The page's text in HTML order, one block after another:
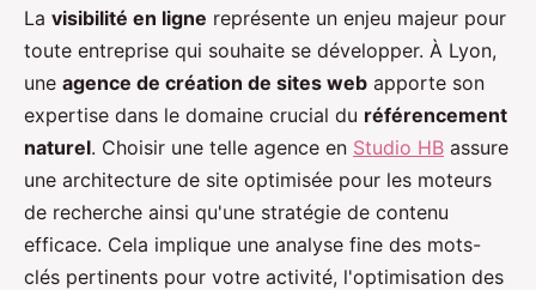
La visibilité en ligne représente un enjeu majeur pour
toute entreprise qui souhaite se développer. À Lyon,
une agence de création de sites web apporte son
expertise dans le domaine crucial du référencement
naturel. Choisir une telle agence en Studio HB assure
une architecture de site optimisée pour les moteurs
de recherche ainsi qu'une stratégie de contenu
efficace. Cela implique une analyse fine des mots-
clés pertinents pour votre activité, l'optimisation des